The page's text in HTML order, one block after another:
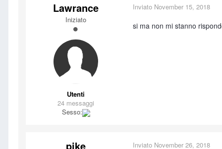
Lawrance
Iniziato
Utenti
24 messaggi
Sesso:
Inviato November 15, 2018
si ma non mi stanno
pike Inviato November 26, 2018